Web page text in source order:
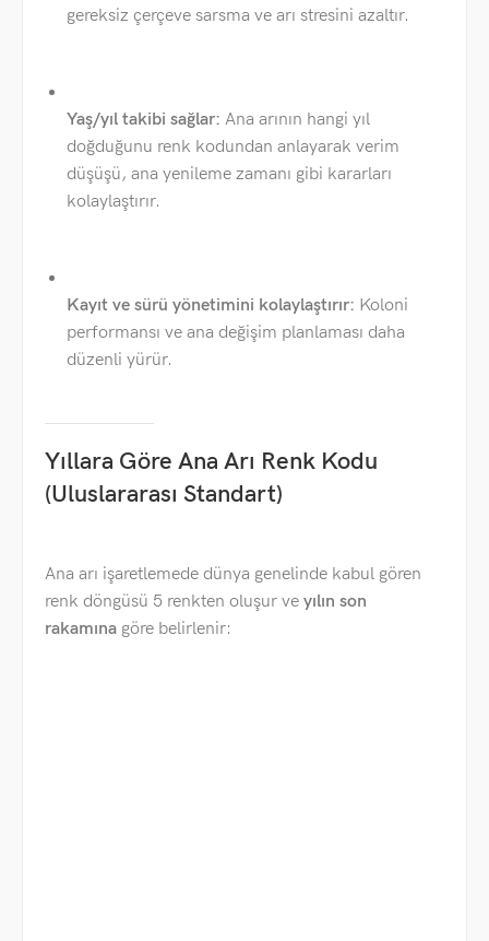
gereksiz çerçeve sarsma ve arı stresini azaltır.
Yaş/yıl takibi sağlar: Ana arının hangi yıl
doğduğunu renk kodundan anlayarak verim
düşüşü, ana yenileme zamanı gibi kararları
kolaylaştırır.
Kayıt ve sürü yönetimini kolaylaştırır: Koloni
performansı ve ana değişim planlaması daha
düzenli yürür.
Yıllara Göre Ana Arı Renk Kodu
(Uluslararası Standart)
Ana arı işaretlemede dünya genelinde kabul gören
renk döngüsü 5 renkten oluşur ve yılın son
rakamına göre belirlenir: